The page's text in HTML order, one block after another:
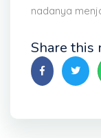
nadanya
Share this